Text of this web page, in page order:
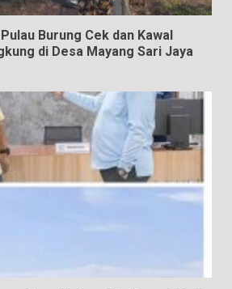
Burung Cek dan Kawal
di Desa Mayang Sari Jaya